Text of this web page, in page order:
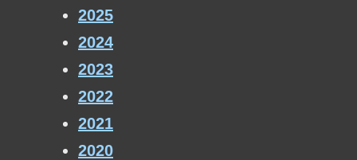
2025
2024
2023
2022
2021
2020